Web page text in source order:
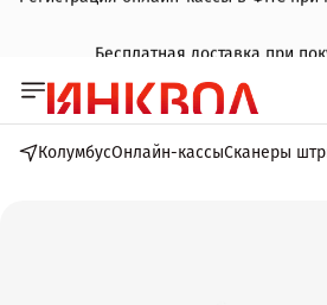
КолумбусОнлайн-кассыСканеры